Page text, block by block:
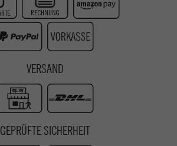
Youtube
VERSAND
GEPRÜFTE SICHERHEIT